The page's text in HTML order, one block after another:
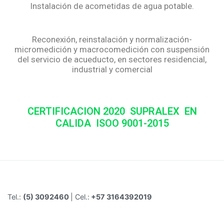
Instalación de acometidas de agua potable.
Reconexión, reinstalación y normalización-
micromedición y macrocomedición con suspensión
del servicio de acueducto, en sectores residencial,
industrial y comercial
CERTIFICACION 2020 SUPRALEX EN
CALIDA ISOO 9001-2015
Tel.: (5) 3092460 | Cel.: +57 3164392019